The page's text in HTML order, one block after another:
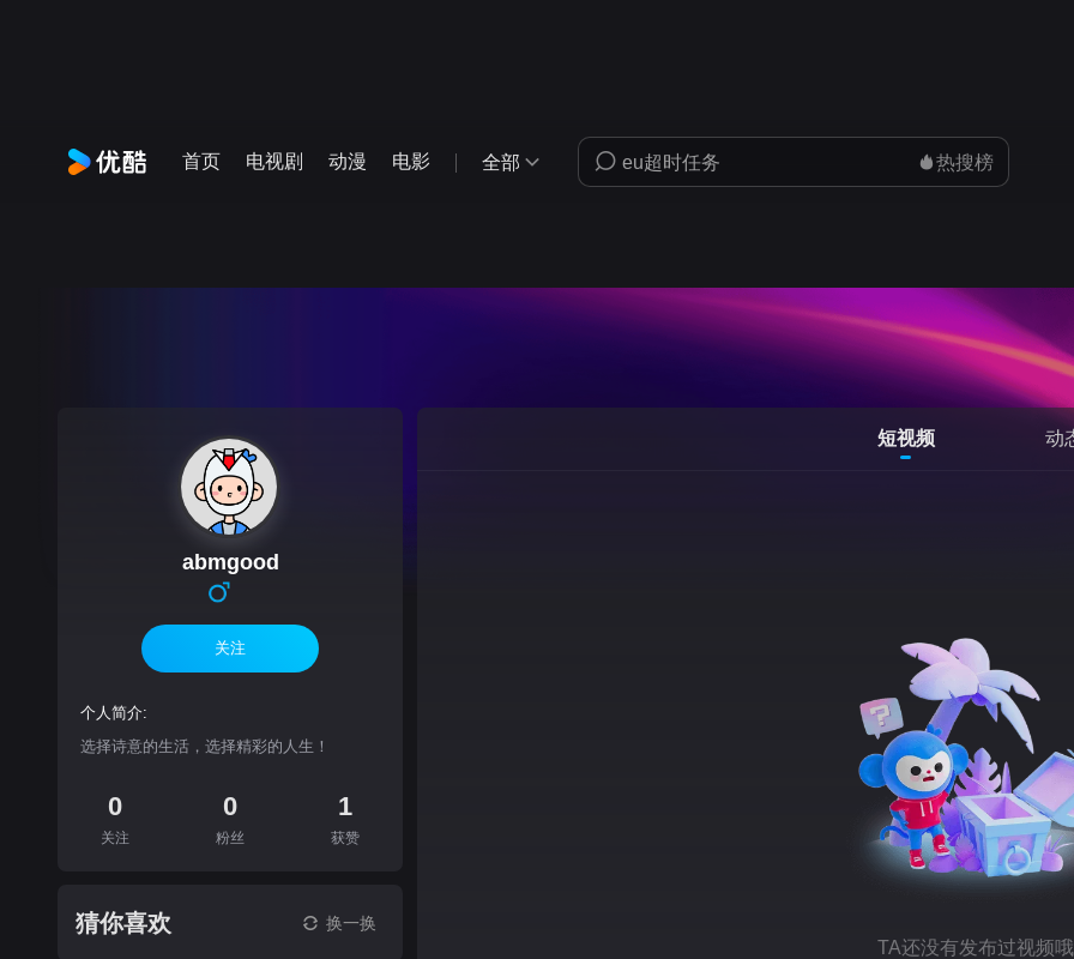
首页 电视剧 动漫 电影 全部 热搜榜
abmgood
关注
个人简介:
选择诗意的生活，选择精彩的人生！
0
关注
0
粉丝
1
获赞
猜你喜欢 换一换
短视频 动
TA还没有发布过视频